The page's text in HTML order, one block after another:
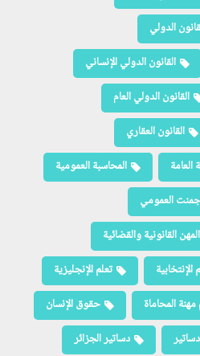
الدولي
القانون الدولي الإنساني
القانون الدولي العام
القانون العقاري
العامة
المحاسبة العمومية
العمومي
المهن القانونية والقضائية
الإنتخابية
تعلم الإنجليزية
المحاماة
حقوق الإنسان
دساتير
دساتير الجزائر